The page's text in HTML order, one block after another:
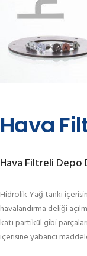
Hava
Hava Filtreli Depo
Hidrolik Yağ tankı
havalandırma deliği
katı partikül gibi
içerisine yabancı